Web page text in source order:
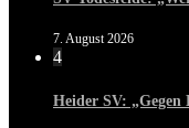
7. August 2026
4
Heider SV: „Gegen